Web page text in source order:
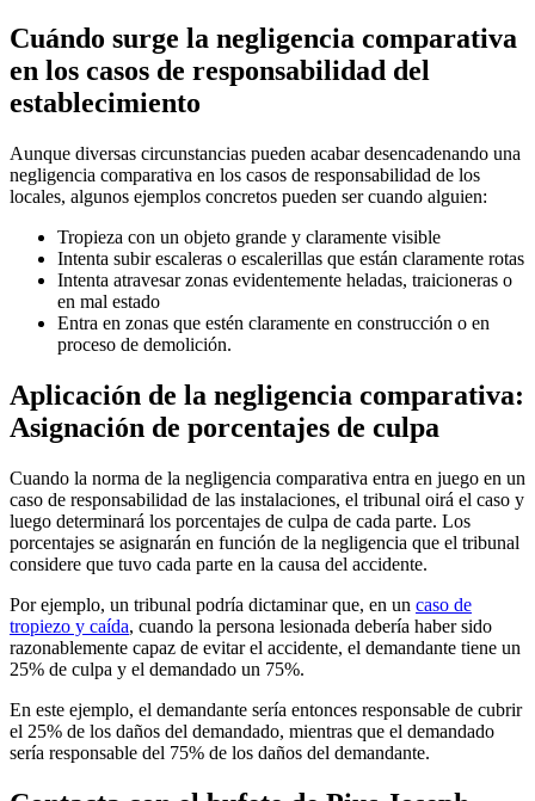
Cuándo surge la negligencia comparativa
en los casos de responsabilidad del
establecimiento
Aunque diversas circunstancias pueden acabar desencadenando una
negligencia comparativa en los casos de responsabilidad de los
locales, algunos ejemplos concretos pueden ser cuando alguien:
Tropieza con un objeto grande y claramente visible
Intenta subir escaleras o escalerillas que están claramente rotas
Intenta atravesar zonas evidentemente heladas, traicioneras o
en mal estado
Entra en zonas que estén claramente en construcción o en
proceso de demolición.
Aplicación de la negligencia comparativa:
Asignación de porcentajes de culpa
Cuando la norma de la negligencia comparativa entra en juego en un
caso de responsabilidad de las instalaciones, el tribunal oirá el caso y
luego determinará los porcentajes de culpa de cada parte. Los
porcentajes se asignarán en función de la negligencia que el tribunal
considere que tuvo cada parte en la causa del accidente.
Por ejemplo, un tribunal podría dictaminar que, en un caso de
tropiezo y caída, cuando la persona lesionada debería haber sido
razonablemente capaz de evitar el accidente, el demandante tiene un
25% de culpa y el demandado un 75%.
En este ejemplo, el demandante sería entonces responsable de cubrir
el 25% de los daños del demandado, mientras que el demandado
sería responsable del 75% de los daños del demandante.